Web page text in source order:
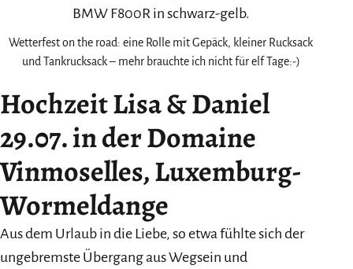
Wetterfest on the road: eine Rolle mit Gepäck, kleiner Rucksack
und Tankrucksack – mehr brauchte ich nicht für elf Tage:-)
Hochzeit Lisa & Daniel
29.07. in der Domaine
Vinmoselles, Luxemburg-
Wormeldange
Aus dem Urlaub in die Liebe, so etwa fühlte sich der
ungebremste Übergang aus Wegsein und